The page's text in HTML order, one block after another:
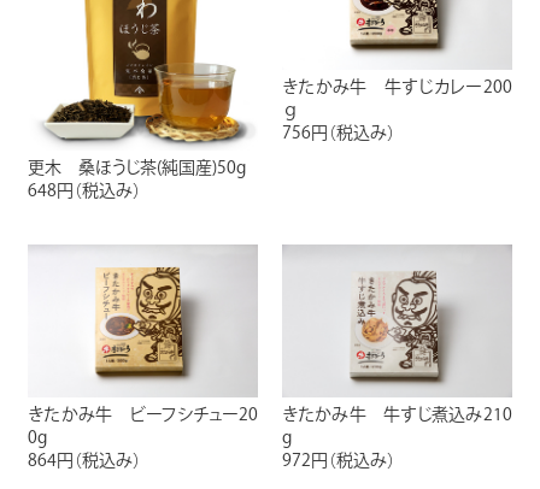
更木 桑ほうじ茶(純国産)50g
648円 （税込み）
きたかみ牛 牛すじカレー200
ｇ
756円 （税込み）
きたかみ牛 ビーフシチュー20
0g
864円 （税込み）
きたかみ牛 牛すじ煮込み210
g
972円 （税込み）